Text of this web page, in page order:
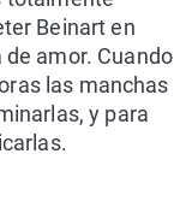
Beinart en
amor. Cuando
las manchas
y para